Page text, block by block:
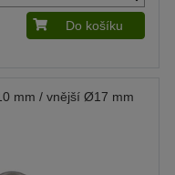
Do košíku
mm / vnější Ø17 mm